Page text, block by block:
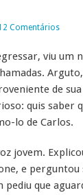
Comentários
viu um
de
quis saber
lo de Carlos.
jovem.
e perguntou
pediu que